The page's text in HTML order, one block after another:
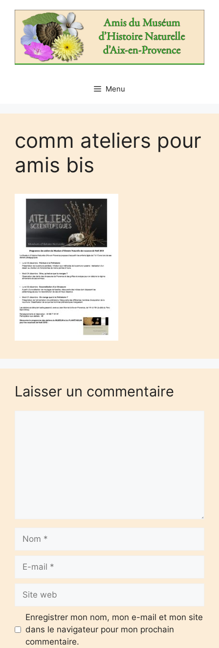
contenu
Menu
comm ateliers pour
amis bis
Laisser un commentaire
mail
web
Enregistrer mon nom, mon e-mail et mon site
dans le navigateur pour mon prochain
commentaire.